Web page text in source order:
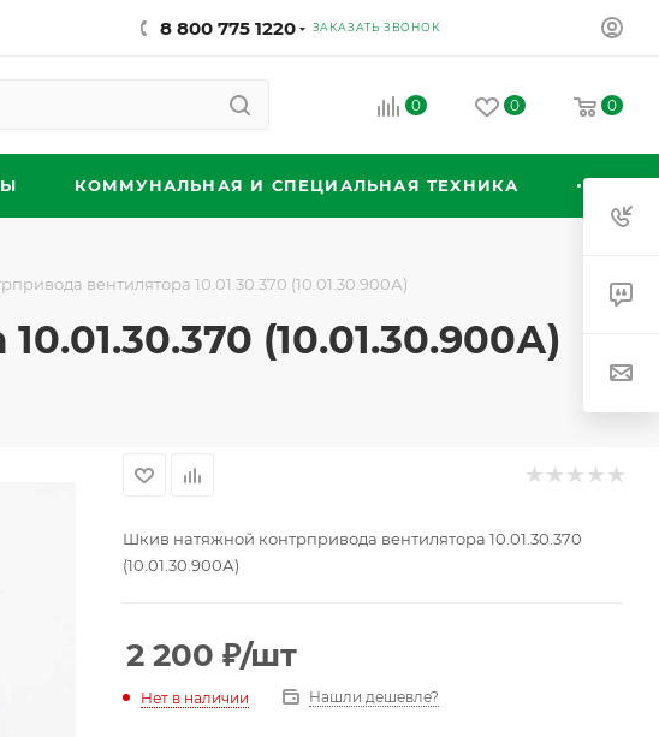
8 800 775 1220 ЗАКАЗАТЬ ЗВОНОК
0 0 0
КОММУНАЛЬНАЯ И СПЕЦИАЛЬНАЯ ТЕХНИКА
вентилятора 10.01.30.370 (10.01.30.900А)
(10.01.30.900А)
Шкив натяжной контрпривода вентилятора 10.01.30.370
(10.01.30.900А)
2 200 ₽/шт
Нет в наличии Нашли дешевле?